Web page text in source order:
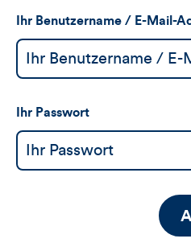
Ihr Benutzername / E-Mail-
Ihr Passwort